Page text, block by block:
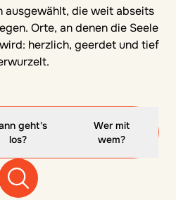
ausgewählt, die weit abseits
Orte, an denen die Seele
herzlich, geerdet und tief
geht's
los?
Wer mit
wem?